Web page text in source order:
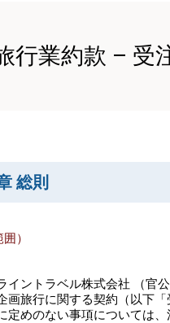
行業約款 – 受
総則
）
イントラベル株式会社 （官
画旅行に関する契約（以下
定めのない事項については